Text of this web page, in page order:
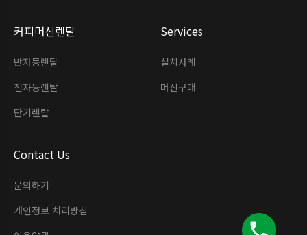
커피머신렌탈
반자동렌탈
전자동렌탈
단기렌탈
Services
설치사례
머신구매
Contact Us
문의하기
개인정보 처리방침